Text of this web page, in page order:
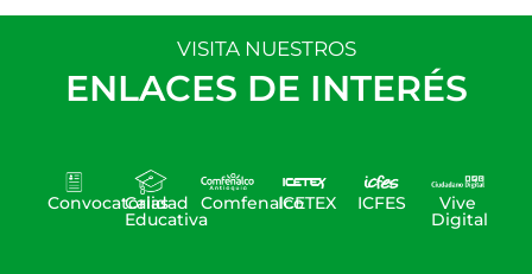
VISITA NUESTROS
ENLACES DE INTERÉS
Convocatorias
Calidad
Educativa
ComfenalcoICETEX ICFES Vive
Digital